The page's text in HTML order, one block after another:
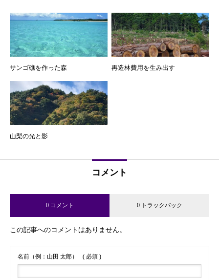
サンゴ礁を作った森 再造林費用を生み出す
山梨の光と影
コメント
0 コメント 0 トラックバック
この記事へのコメントはありません。
名前（例：山田 太郎） ( 必須 )